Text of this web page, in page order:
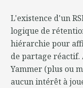
L'existence d'un
logique de
hiérarchie pour
de partage réactif.
Yammer (plus ou
aucun intérêt à